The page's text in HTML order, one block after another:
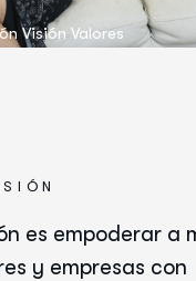
Visión Valores
es empoderar a
y empresas con